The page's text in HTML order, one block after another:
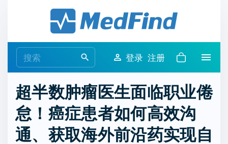
e
r
c
h
f
登录 注册
超半数肿瘤医生面临职业倦
怠！癌症患者如何高效沟
通、获取海外前沿药实现自